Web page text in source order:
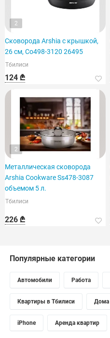
2
Сковорода Arshia с крышкой,
26 см, Co498-3120 26495
Тбилиси
124 ₾
2
Металлическая сковорода
Arshia Cookware Ss478-3087
объемом 5 л.
Тбилиси
226 ₾
Популярные категории
Автомобили Работа
Квартиры в Тбилиси Дома
iPhone Аренда квартир